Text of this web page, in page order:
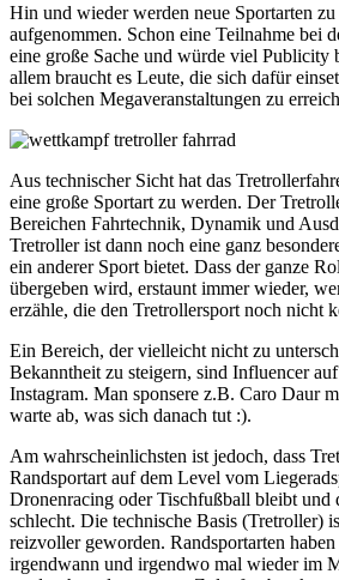
Hin und wieder werden neue Sportarten
aufgenommen. Schon eine Teilnahme bei
eine große Sache und würde viel Publicity
allem braucht es Leute, die sich dafür
bei solchen Megaveranstaltungen zu
Aus technischer Sicht hat das
eine große Sportart zu werden. Der
Bereichen Fahrtechnik, Dynamik und
Tretroller ist dann noch eine ganz
ein anderer Sport bietet. Dass der ganze
übergeben wird, erstaunt immer wieder,
erzähle, die den Tretrollersport noch nicht
Ein Bereich, der vielleicht nicht zu
Bekanntheit zu steigern, sind Influencer
Instagram. Man sponsere z.B. Caro Daur
warte ab, was sich danach tut :).
Am wahrscheinlichsten ist jedoch, dass
Randsportart auf dem Level vom
Dronenracing oder Tischfußball bleibt und
schlecht. Die technische Basis (Tretroller)
reizvoller geworden. Randsportarten haben
irgendwann und irgendwo mal wieder im